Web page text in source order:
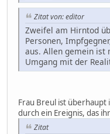
Zitat von: editor
Zweifel am Hirntod
Personen,
aus. Allen gemein ist
Umgang mit der
Frau Breul ist
durch ein Ereignis, das
Zitat